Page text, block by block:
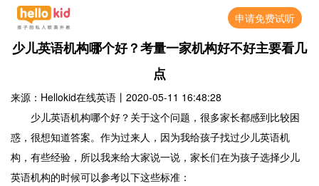
申请免费试听
少儿英语机构哪个好？考量一家机构好不好主要看几
点
来源：Hellokid在线英语 丨 2020-05-11 16:48:28
少儿英语机构哪个好？关于这个问题，很多家长都感到比较困
惑，很想知道答案。作为过来人，因为我给孩子找过少儿英语机
构，有些经验，所以我来给大家说一说，家长们在为孩子选择少儿
英语机构的时候可以参考以下这些标准：